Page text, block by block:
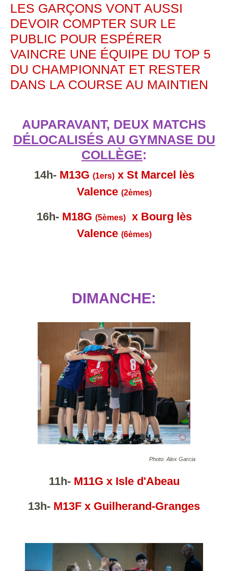
LES GARÇONS VONT AUSSI
DEVOIR COMPTER SUR LE
PUBLIC POUR ESPÉRER
VAINCRE UNE ÉQUIPE DU TOP 5
DU CHAMPIONNAT ET RESTER
DANS LA COURSE AU MAINTIEN
AUPARAVANT, DEUX MATCHS
DÉLOCALISÉS AU GYMNASE DU
COLLÈGE:
14h- M13G (1ers)x St Marcel lès
Valence (2èmes)
16h- M18G (5èmes)x Bourg lès
Valence (6èmes)
DIMANCHE:
Photo: Alex Garcia
11h- M11G x Isle d'Abeau
13h- M13F x Guilherand-Granges